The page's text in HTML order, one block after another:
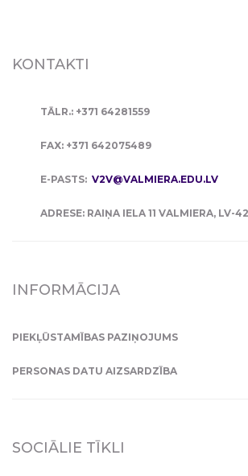
KONTAKTI
TĀLR.: +371 64281559
FAX: +371 642075489
E-PASTS: V2V@VALMIERA.EDU.LV
ADRESE: RAIŅA IELA 11 VALMIERA, LV-
INFORMĀCIJA
PIEKĻŪSTAMĪBAS PAZIŅOJUMS
PERSONAS DATU AIZSARDZĪBA
SOCIĀLIE TĪKLI